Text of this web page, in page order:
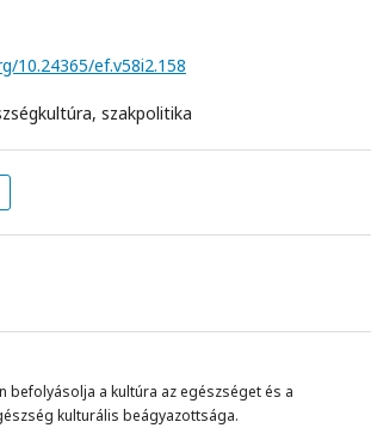
10.24365/ef.v58i2.158
szakpolitika
befolyásolja a kultúra az egészséget és a
kulturális beágyazottsága.